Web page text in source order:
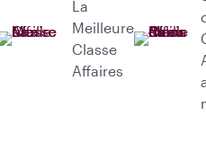
La
Meilleure
Classe
Affaires